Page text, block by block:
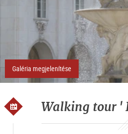
Galéria megjelenítése
Walking tour '